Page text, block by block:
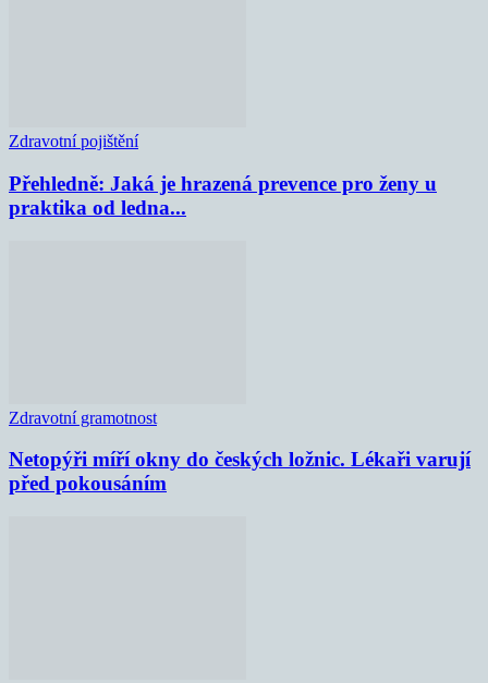
Zdravotní pojištění
Přehledně: Jaká je hrazená prevence pro ženy u
praktika od ledna...
Zdravotní gramotnost
Netopýři míří okny do českých ložnic. Lékaři varují
před pokousáním